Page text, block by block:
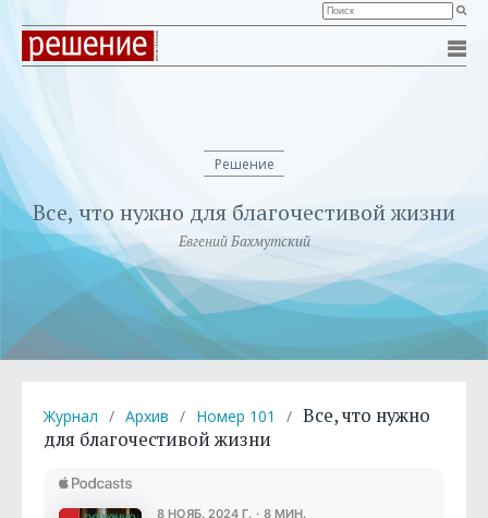
Решение
Все, что нужно для благочестивой жизни
Евгений Бахмутский
Журнал / Архив / Номер 101 / Все, что нужно
для благочестивой жизни